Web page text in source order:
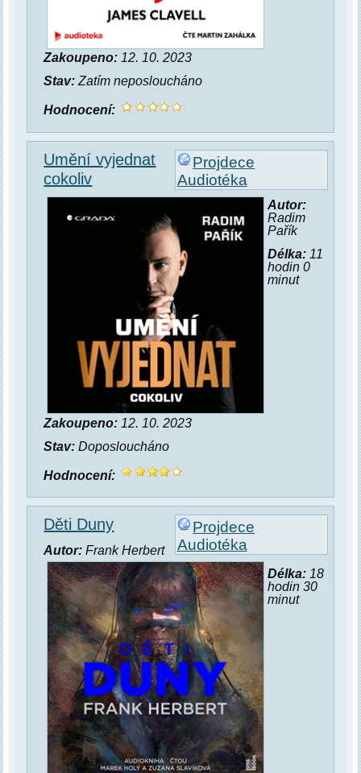
Zakoupeno: 12. 10. 2023
Stav:Zatím neposloucháno
Hodnocení:
Projdece
Audiotéka
Umění vyjednat
cokoliv
Autor:
Radim
Pařík
Délka:11
hodin 0
minut
Zakoupeno: 12. 10. 2023
Stav: Doposloucháno
Hodnocení:
Projdece
Audiotéka
Děti Duny
Autor: Frank Herbert
Délka:18
hodin 30
minut